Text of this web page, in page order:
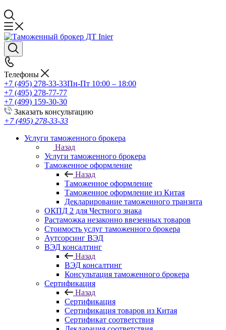
Телефоны
+7 (495) 278-33-33Пн-Пт 10:00 – 18:00
+7 (495) 278-77-77
+7 (499) 159-30-30
Заказать консультацию
+7 (495) 278-33-33
Услуги таможенного брокера
Назад
Услуги таможенного брокера
Таможенное оформление
Назад
Таможенное оформление
Таможенное оформление из Китая
Декларирование таможенного транзита
ОКПД 2 для Честного знака
Растаможка незаконно ввезенных товаров
Стоимость услуг таможенного брокера
Аутсорсинг ВЭД
ВЭД консалтинг
Назад
ВЭД консалтинг
Консультация таможенного брокера
Сертификация
Назад
Сертификация
Сертификация товаров из Китая
Сертификат соответствия